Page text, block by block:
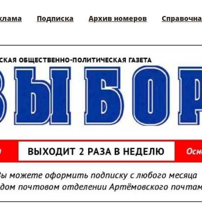
Подписка Архив номеров